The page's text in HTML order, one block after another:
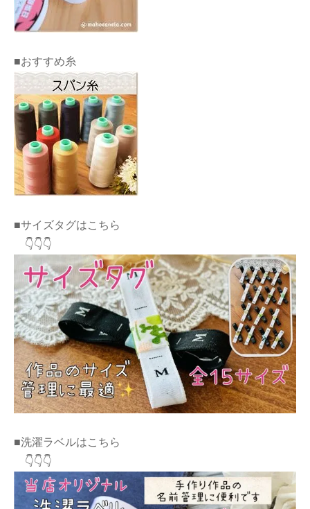
■おすすめ糸
■サイズタグはこちら
👇👇👇
■洗濯ラベルはこちら
👇👇👇